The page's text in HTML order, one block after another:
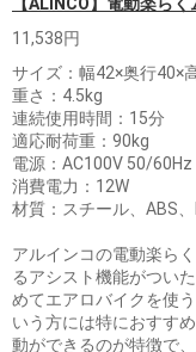
11,538円
サイズ：幅42×奥行40×
重さ：4.5kg
連続使用時間：15分
適応耐荷重：90kg
電源：AC100V 50/60Hz
消費電力：12W
材質：スチール、ABS
アルインコの電動楽ら
るアシスト機能がつい
めてエアロバイクを使
いう方には特におすす
動ができるのが特徴で